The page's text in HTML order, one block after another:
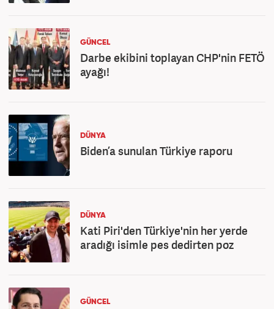
GÜNCEL
Darbe ekibini toplayan CHP'nin FETÖ
ayağı!
DÜNYA
Biden’a sunulan Türkiye raporu
DÜNYA
Kati Piri'den Türkiye'nin her yerde
aradığı isimle pes dedirten poz
GÜNCEL